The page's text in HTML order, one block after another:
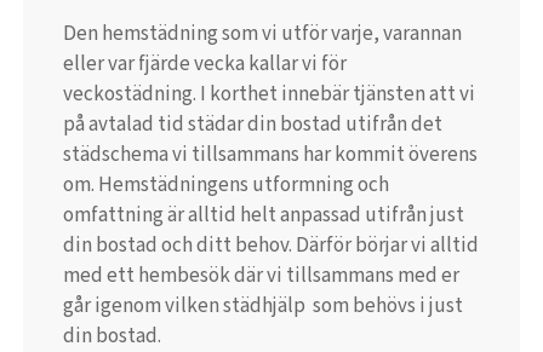
Den hemstädning som vi utför varje, varannan
eller var fjärde vecka kallar vi för
veckostädning. I korthet innebär tjänsten att vi
på avtalad tid städar din bostad utifrån det
städschema vi tillsammans har kommit överens
om. Hemstädningens utformning och
omfattning är alltid helt anpassad utifrån just
din bostad och ditt behov. Därför börjar vi alltid
med ett hembesök där vi tillsammans med er
går igenom vilken städhjälp som behövs i just
din bostad.